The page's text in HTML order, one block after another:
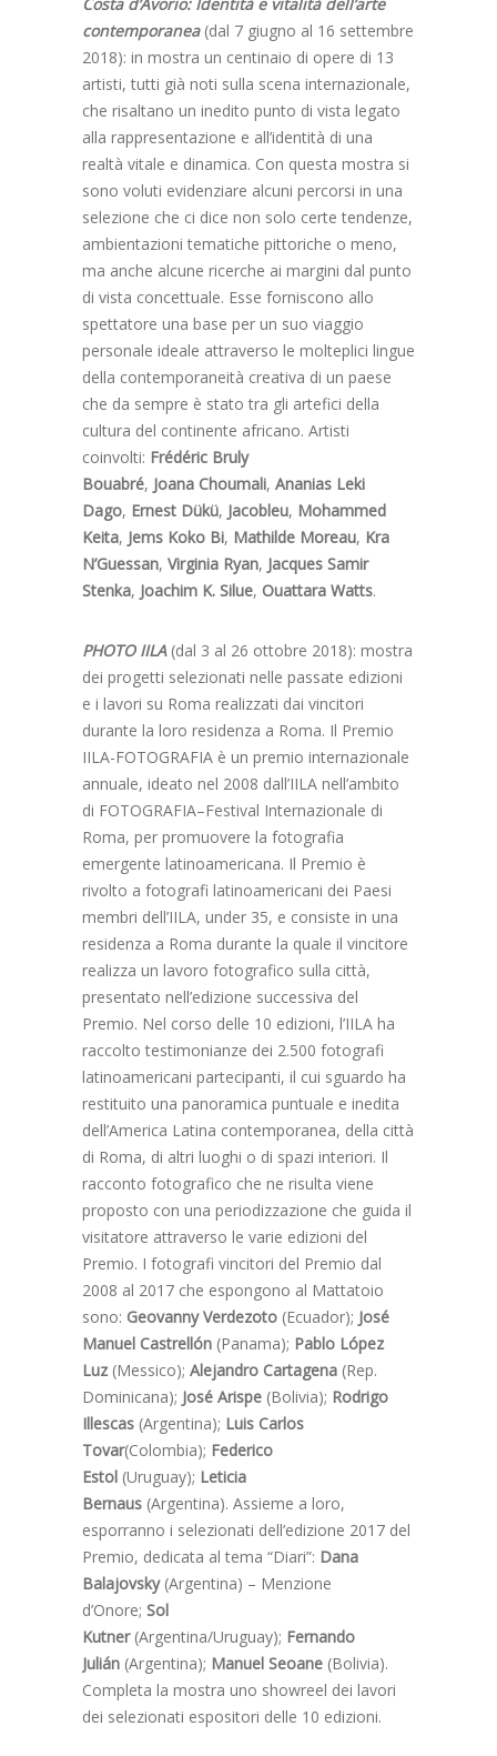
Costa d’Avorio: Identità e vitalità dell’arte
contemporanea (dal 7 giugno al 16 settembre
2018): in mostra un centinaio di opere di 13
artisti, tutti già noti sulla scena internazionale,
che risaltano un inedito punto di vista legato
alla rappresentazione e all’identità di una
realtà vitale e dinamica. Con questa mostra si
sono voluti evidenziare alcuni percorsi in una
selezione che ci dice non solo certe tendenze,
ambientazioni tematiche pittoriche o meno,
ma anche alcune ricerche ai margini dal punto
di vista concettuale. Esse forniscono allo
spettatore una base per un suo viaggio
personale ideale attraverso le molteplici lingue
della contemporaneità creativa di un paese
che da sempre è stato tra gli artefici della
cultura del continente africano. Artisti
coinvolti: Frédéric Bruly
Bouabré, Joana Choumali, Ananias Leki
Dago, Ernest Dükü, Jacobleu, Mohammed
Keita, Jems Koko Bi, Mathilde Moreau, Kra
N’Guessan, Virginia Ryan, Jacques Samir
Stenka, Joachim K. Silue, Ouattara Watts.
PHOTO IILA(dal 3 al 26 ottobre 2018): mostra
dei progetti selezionati nelle passate edizioni
e i lavori su Roma realizzati dai vincitori
durante la loro residenza a Roma. Il Premio
IILA-FOTOGRAFIA è un premio internazionale
annuale, ideato nel 2008 dall’IILA nell’ambito
di FOTOGRAFIA–Festival Internazionale di
Roma, per promuovere la fotografia
emergente latinoamericana. Il Premio è
rivolto a fotografi latinoamericani dei Paesi
membri dell’IILA, under 35, e consiste in una
residenza a Roma durante la quale il vincitore
realizza un lavoro fotografico sulla città,
presentato nell’edizione successiva del
Premio. Nel corso delle 10 edizioni, l’IILA ha
raccolto testimonianze dei 2.500 fotografi
latinoamericani partecipanti, il cui sguardo ha
restituito una panoramica puntuale e inedita
dell’America Latina contemporanea, della città
di Roma, di altri luoghi o di spazi interiori. Il
racconto fotografico che ne risulta viene
proposto con una periodizzazione che guida il
visitatore attraverso le varie edizioni del
Premio. I fotografi vincitori del Premio dal
2008 al 2017 che espongono al Mattatoio
sono: Geovanny Verdezoto (Ecuador); José
Manuel Castrellón (Panama); Pablo López
Luz (Messico); Alejandro Cartagena (Rep.
Dominicana); José Arispe (Bolivia); Rodrigo
Illescas (Argentina); Luis Carlos
Tovar(Colombia); Federico
Estol (Uruguay); Leticia
Bernaus (Argentina). Assieme a loro,
esporranno i selezionati dell’edizione 2017 del
Premio, dedicata al tema “Diari”: Dana
Balajovsky(Argentina) – Menzione
d’Onore; Sol
Kutner(Argentina/Uruguay); Fernando
Julián (Argentina); Manuel Seoane (Bolivia).
Completa la mostra uno showreel dei lavori
dei selezionati espositori delle 10 edizioni.